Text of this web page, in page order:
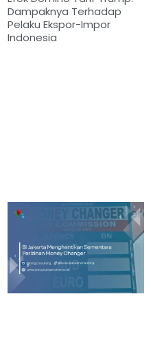
Dampaknya Terhadap
Pelaku Ekspor-Impor
Indonesia